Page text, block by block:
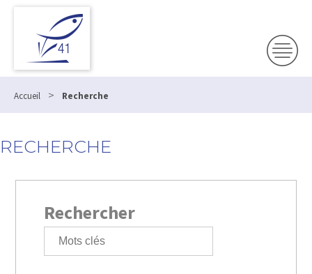
Accueil > Recherche
RECHERCHE
Rechercher